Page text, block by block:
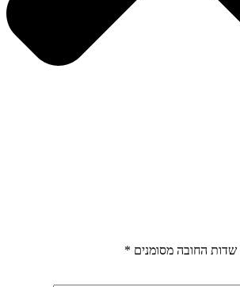
שדות החובה מסומנים *